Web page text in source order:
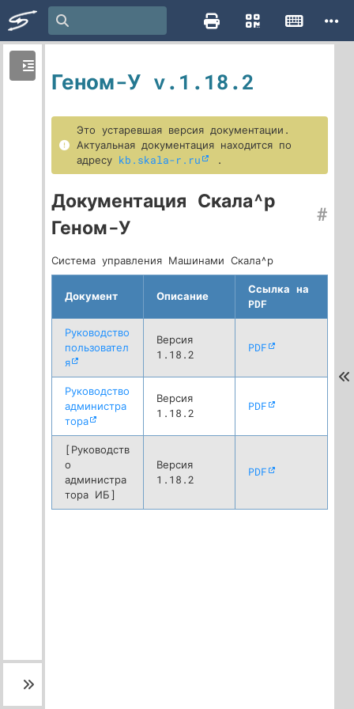
Геном-У v.1.18.2
Это устаревшая версия документации.
Актуальная документация находится по
адресу kb.skala-r.ru .
Документация Скала^р
Геном-У
#
Система управления Машинами Скала^р
Документ Описание
Ссылка на
PDF
Руководство
пользовател
я
Версия
1.18.2
PDF
Руководство
администра
тора
Версия
1.18.2
PDF
[Руководств
о
администра
тора ИБ]
Версия
1.18.2
PDF